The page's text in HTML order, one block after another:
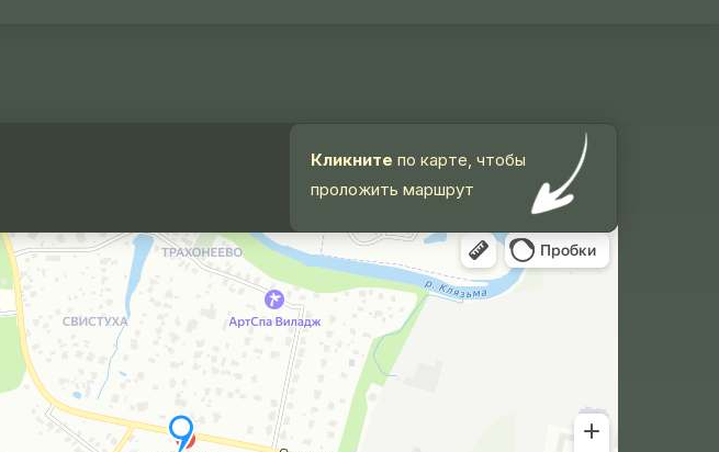
Кликните по карте, чтобы
проложить маршрут